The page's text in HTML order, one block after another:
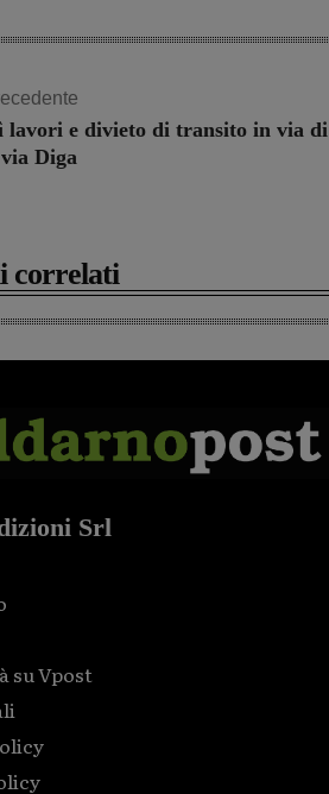
lavori e divieto di transito in via di
Diga
correlati
Srl
su Vpost